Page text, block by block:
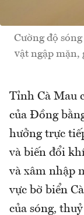
Cường độ
vật ngập mặn,
Tỉnh Cà Mau
của Đồng
hưởng trực
và biến đổi
và xâm nhập
vực bờ biển
của sóng,